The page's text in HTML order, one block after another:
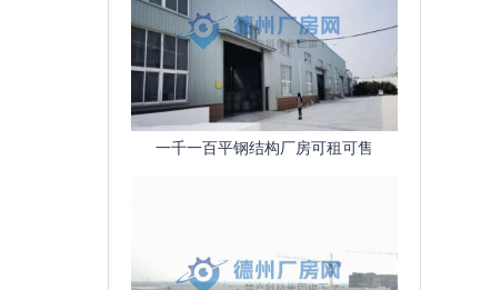
一千一百平钢结构厂房可租可售